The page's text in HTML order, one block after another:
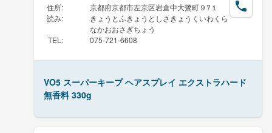
住所:
京都府京都市左京区岩倉中大鷺町９?１
読み:
きょうとふきょうとしさきょうくいわくら
なかおおさぎちょう
TEL : 075-721-6608
VO5 スーパーキープ ヘアスプレイ エクストラハード
無香料 330g